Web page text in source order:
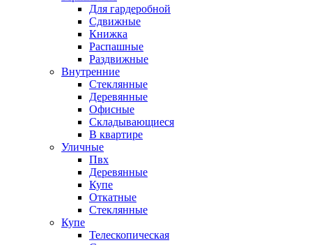
Для гардеробной
Сдвижные
Книжка
Распашные
Раздвижные
Внутренние
Стеклянные
Деревянные
Офисные
Складывающиеся
В квартире
Уличные
Пвх
Деревянные
Купе
Откатные
Стеклянные
Купе
Телескопическая